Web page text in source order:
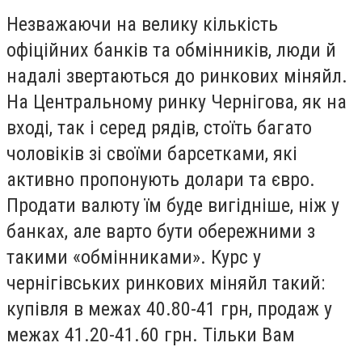
Незважаючи на велику кількість
офіційних банків та обмінників, люди й
надалі звертаються до ринкових міняйл.
На Центральному ринку Чернігова, як на
вході, так і серед рядів, стоїть багато
чоловіків зі своїми барсетками, які
активно пропонують долари та євро.
Продати валюту їм буде вигідніше, ніж у
банках, але варто бути обережними з
такими «обмінниками». Курс у
чернігівських ринкових міняйл такий:
купівля в межах 40.80-41 грн, продаж у
межах 41.20-41.60 грн. Тільки Вам